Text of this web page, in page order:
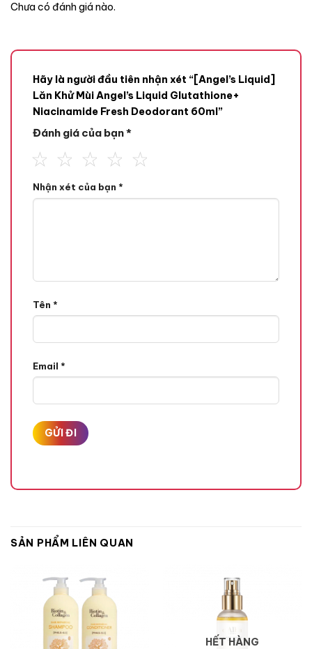
Chưa có đánh giá nào.
Hãy là người đầu tiên nhận xét “[Angel’s Liquid]
Lăn Khử Mùi Angel’s Liquid Glutathione+
Niacinamide Fresh Deodorant 60ml”
Đánh giá của bạn*
Nhận xét của bạn *
Tên *
Email *
SẢN PHẨM LIÊN QUAN
HẾT HÀNG